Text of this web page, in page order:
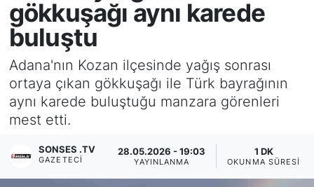
gökkuşağı aynı karede
buluştu
Adana'nın Kozan ilçesinde yağış sonrası
ortaya çıkan gökkuşağı ile Türk bayrağının
aynı karede buluştuğu manzara görenleri
mest etti.
SONSES .TV
GAZETECI
28.05.2026 - 19:03
YAYINLANMA
1 DK
OKUNMA SÜRESI
GÜNÜN MANŞETİ
DÜNYA
KÜLTÜR - SANAT
MAGAZİN
SAĞLIK
Mersin Trafik Yoğunluk Haritası
Süper Lig Puan Durumu ve Fikstür
Tüm Manşetler
Son Dakika Haberleri
Haber Arşivi